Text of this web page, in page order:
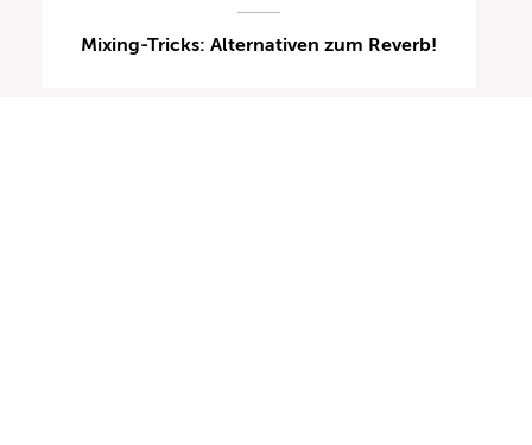
Mixing-Tricks: Alternativen zum Reverb!